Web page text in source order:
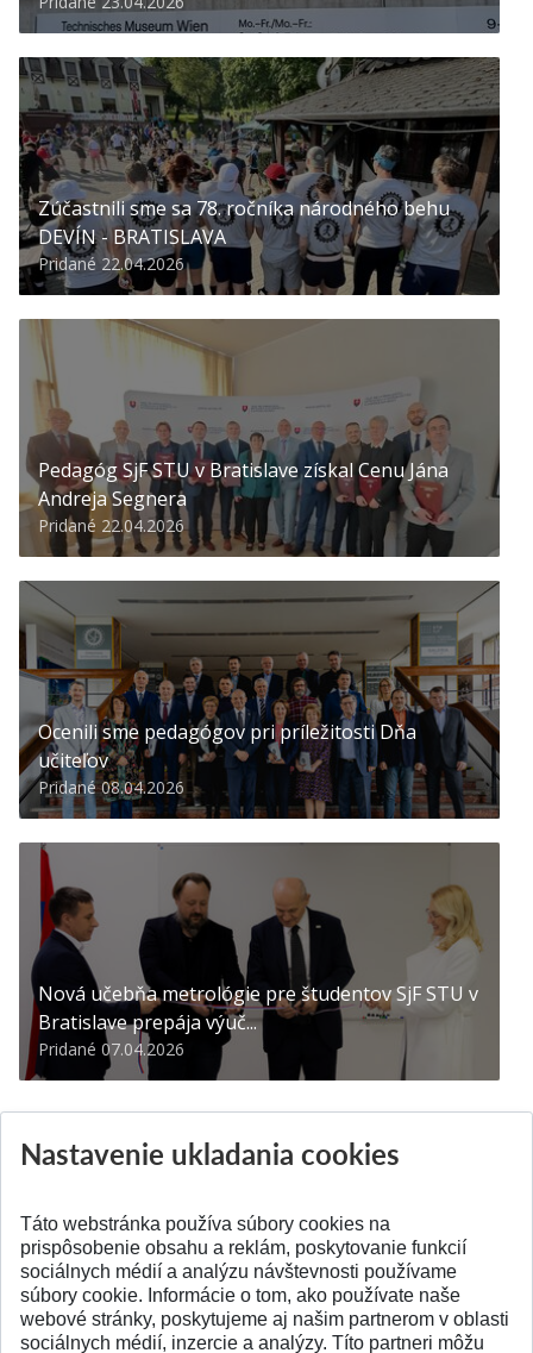
Zúčastnili sme sa 78. ročníka národného behu
DEVÍN - BRATISLAVA
Pridané 22.04.2026
Pedagóg SjF STU v Bratislave získal Cenu Jána
Andreja Segnera
Pridané 22.04.2026
Ocenili sme pedagógov pri príležitosti Dňa
učiteľov
Pridané 08.04.2026
Nová učebňa metrológie pre študentov SjF STU v
Bratislave prepája výuč...
Pridané 07.04.2026
SPÄŤ NA VRCH
Nastavenie ukladania cookies
Táto webstránka používa súbory cookies na
prispôsobenie obsahu a reklám, poskytovanie funkcií
sociálnych médií a analýzu návštevnosti používame
súbory cookie. Informácie o tom, ako používate naše
webové stránky, poskytujeme aj našim partnerom v oblasti
sociálnych médií, inzercie a analýzy. Títo partneri môžu